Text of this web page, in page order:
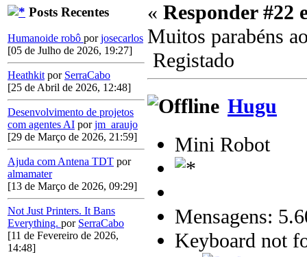
Posts Recentes
Humanoide robô porjosecarlos
[05 de Julho de 2026, 19:27]
Heathkit por SerraCabo
[25 de Abril de 2026, 12:48]
Desenvolvimento de projetos
com agentes AI porjm_araujo
[29 de Março de 2026, 21:59]
Ajuda com Antena TDT por
almamater
[13 de Março de 2026, 09:29]
Not Just Printers. It Bans
Everything. por SerraCabo
[11 de Fevereiro de 2026,
14:48]
« Responder #22
Muitos parabéns
Registado
Hugu
Mini Robot
Mensagens:
Keyboard not